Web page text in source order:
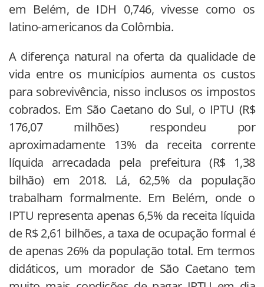
em Belém, de IDH 0,746, vivesse como os
latino-americanos da Colômbia.
A diferença natural na oferta da qualidade de
vida entre os municípios aumenta os custos
para sobrevivência, nisso inclusos os impostos
cobrados. Em São Caetano do Sul, o IPTU (R$
176,07 milhões) respondeu por
aproximadamente 13% da receita corrente
líquida arrecadada pela prefeitura (R$ 1,38
bilhão) em 2018. Lá, 62,5% da população
trabalham formalmente. Em Belém, onde o
IPTU representa apenas 6,5% da receita líquida
de R$ 2,61 bilhões, a taxa de ocupação formal é
de apenas 26% da população total. Em termos
didáticos, um morador de São Caetano tem